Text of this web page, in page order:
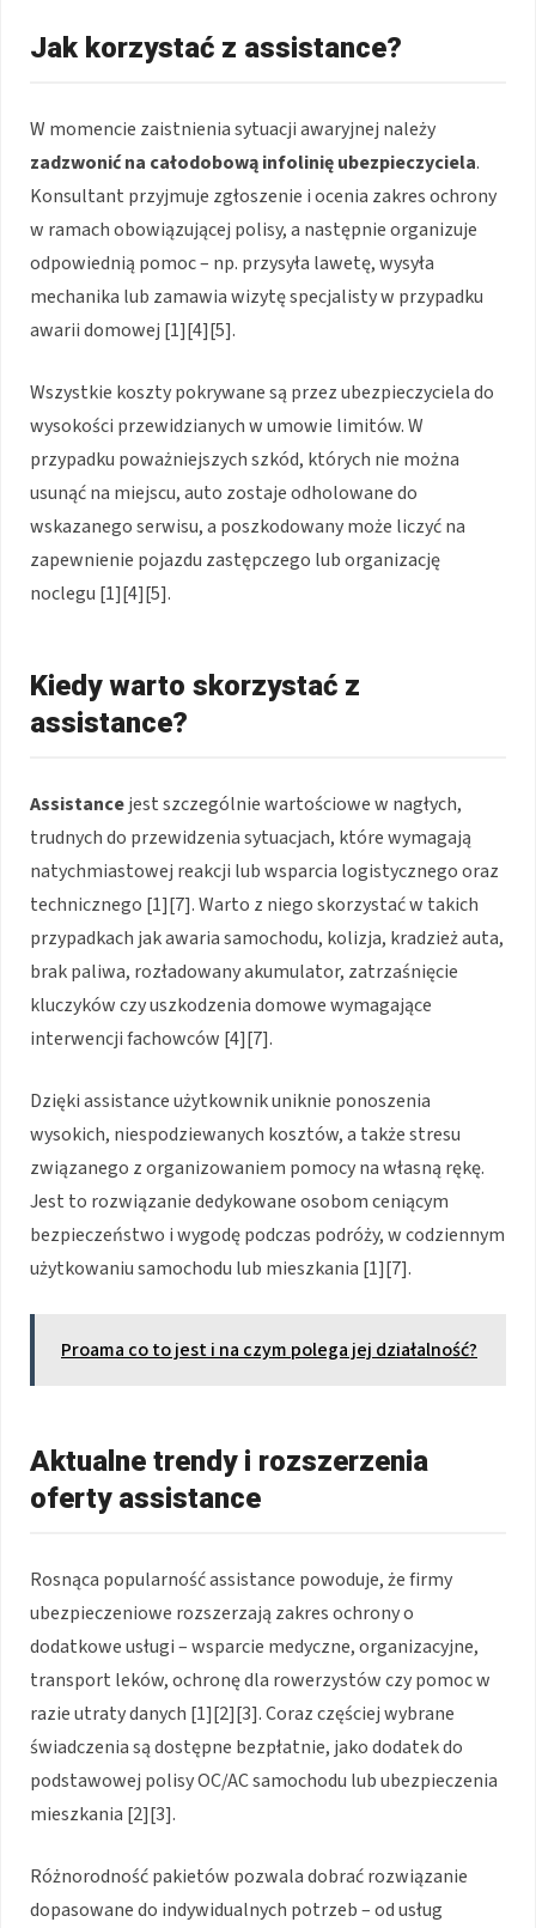
Jak korzystać z assistance?
W momencie zaistnienia sytuacji awaryjnej należy
zadzwonić na całodobową infolinię ubezpieczyciela.
Konsultant przyjmuje zgłoszenie i ocenia zakres ochrony
w ramach obowiązującej polisy, a następnie organizuje
odpowiednią pomoc – np. przysyła lawetę, wysyła
mechanika lub zamawia wizytę specjalisty w przypadku
awarii domowej [1][4][5].
Wszystkie koszty pokrywane są przez ubezpieczyciela do
wysokości przewidzianych w umowie limitów. W
przypadku poważniejszych szkód, których nie można
usunąć na miejscu, auto zostaje odholowane do
wskazanego serwisu, a poszkodowany może liczyć na
zapewnienie pojazdu zastępczego lub organizację
noclegu [1][4][5].
Kiedy warto skorzystać z
assistance?
Assistancejest szczególnie wartościowe w nagłych,
trudnych do przewidzenia sytuacjach, które wymagają
natychmiastowej reakcji lub wsparcia logistycznego oraz
technicznego [1][7]. Warto z niego skorzystać w takich
przypadkach jak awaria samochodu, kolizja, kradzież auta,
brak paliwa, rozładowany akumulator, zatrzaśnięcie
kluczyków czy uszkodzenia domowe wymagające
interwencji fachowców [4][7].
Dzięki assistance użytkownik uniknie ponoszenia
wysokich, niespodziewanych kosztów, a także stresu
związanego z organizowaniem pomocy na własną rękę.
Jest to rozwiązanie dedykowane osobom ceniącym
bezpieczeństwo i wygodę podczas podróży, w codziennym
użytkowaniu samochodu lub mieszkania [1][7].
Proama co to jest i na czym polega jej działalność?
Aktualne trendy i rozszerzenia
oferty assistance
Rosnąca popularność assistance powoduje, że firmy
ubezpieczeniowe rozszerzają zakres ochrony o
dodatkowe usługi – wsparcie medyczne, organizacyjne,
transport leków, ochronę dla rowerzystów czy pomoc w
razie utraty danych [1][2][3]. Coraz częściej wybrane
świadczenia są dostępne bezpłatnie, jako dodatek do
podstawowej polisy OC/AC samochodu lub ubezpieczenia
mieszkania [2][3].
Różnorodność pakietów pozwala dobrać rozwiązanie
dopasowane do indywidualnych potrzeb – od usług